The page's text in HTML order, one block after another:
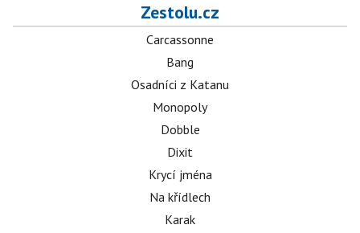
Zestolu.cz
Carcassonne
Bang
Osadníci z Katanu
Monopoly
Dobble
Dixit
Krycí jména
Na křídlech
Karak